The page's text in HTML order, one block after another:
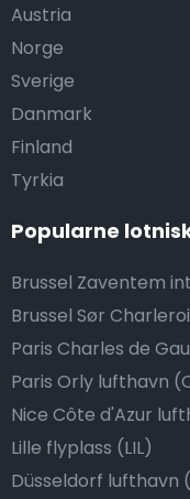
Austria
Norge
Sverige
Danmark
Finland
Tyrkia
Popularne
Brussel Zaventem
Brussel Sør
Paris Charles de
Paris Orly lufthavn
Nice Côte d'Azur
Lille flyplass (LIL)
Düsseldorf lufthavn